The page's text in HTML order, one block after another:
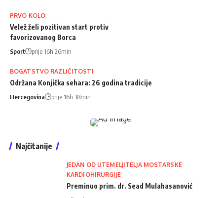
PRVO KOLO
Velež želi pozitivan start protiv
favorizovanog Borca
Sport prije 16h 26min
BOGATSTVO RAZLIČITOSTI
Održana Konjička sehara: 26 godina tradicije
Hercegovina prije 16h 38min
Najčitanije
JEDAN OD UTEMELJITELJA MOSTARSKE
KARDIOHIRURGIJE
Preminuo prim. dr. Sead Mulahasanović